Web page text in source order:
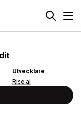
Utvecklare
Rise.ai